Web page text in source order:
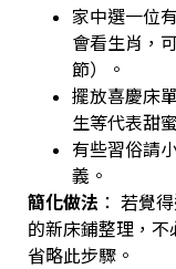
家中選一位
會看生肖，
節）。
擺放喜慶床
生等代表甜
有些習俗請
義。
簡化做法 ： 若覺
的新床鋪整理，
省略此步驟。